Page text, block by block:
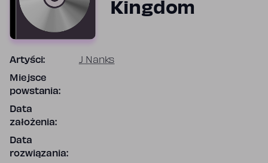
Kingdom
Artyści: J Nanks
Miejsce
powstania:
Data
założenia:
Data
rozwiązania: